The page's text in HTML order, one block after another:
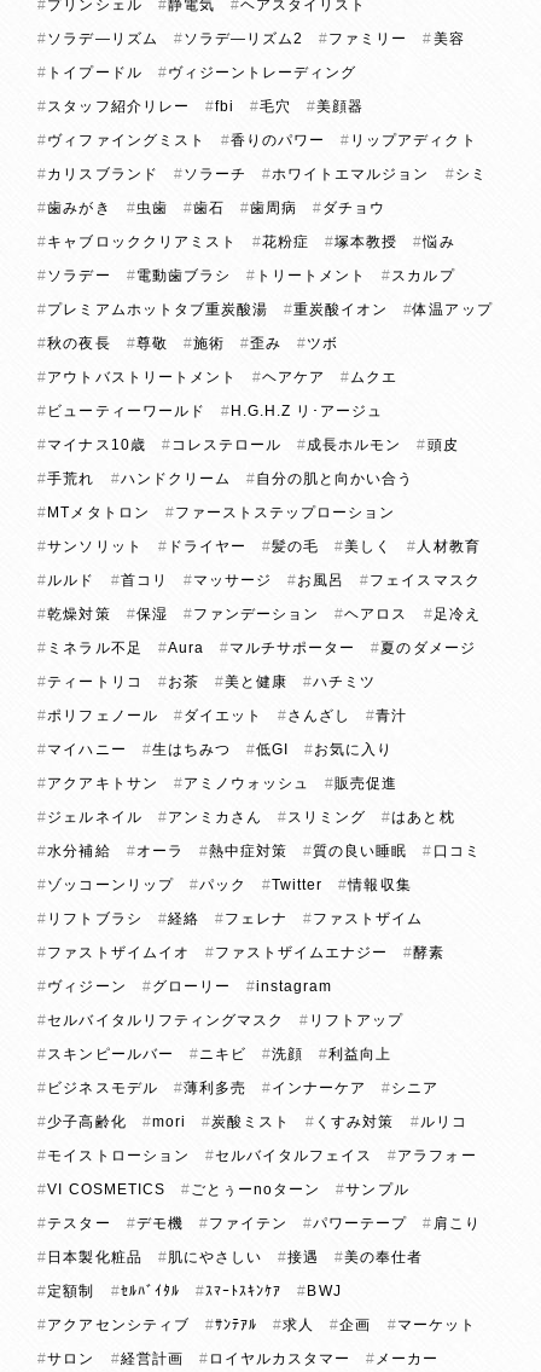
プリンシェル 静電気
ヘアスタイリスト
ソラデ―リズム
ソラデ―リズム2 ファミリー
美容
トイプードル
ヴィジーントレーディング
スタッフ紹介リレー
fbi 毛穴
美顔器
ヴィファイングミスト
香りのパワー
リップアディクト
カリスブランド
ソラーチ ホワイトエマルジョン
シミ
歯みがき
虫歯 歯石 歯周病
ダチョウ
キャブロッククリアミスト
花粉症 塚本教授
悩み
ソラデー
電動歯ブラシ トリートメント
スカルプ
プレミアムホットタブ重炭酸湯
重炭酸イオン
体温アップ
秋の夜長
尊敬 施術 歪み
ツボ
アウトバストリートメント
ヘアケア
ムクエ
ビューティーワールド
H.G.H.Z リ･アージュ
マイナス10歳
コレステロール 成長ホルモン
頭皮
手荒れ
ハンドクリーム
自分の肌と向かい合う
MTメタトロン
ファーストステップローション
サンソリット
ドライヤー 髪の毛 美しく
人材教育
ルルド
首コリ マッサージ お風呂
フェイスマスク
乾燥対策
保湿 ファンデーション ヘアロス
足冷え
ミネラル不足
Aura マルチサポーター
夏のダメージ
ティートリコ
お茶 美と健康
ハチミツ
ポリフェノール
ダイエット さんざし
青汁
マイハニー
生はちみつ 低GI
お気に入り
アクアキトサン
アミノウォッシュ
販売促進
ジェルネイル
アンミカさん スリミング
はあと枕
水分補給
オーラ 熱中症対策 質の良い睡眠
口コミ
ゾッコーンリップ
パック Twitter
情報収集
リフトブラシ
経絡 フェレナ
ファストザイム
ファストザイムイオ
ファストザイムエナジー
酵素
ヴィジーン
グローリー
instagram
セルバイタルリフティングマスク
リフトアップ
スキンピールバー
ニキビ 洗顔
利益向上
ビジネスモデル
薄利多売 インナーケア
シニア
少子高齢化
mori 炭酸ミスト くすみ対策
ルリコ
モイストローション
セルバイタルフェイス
アラフォー
VI COSMETICS
ごとぅーnoターン
サンプル
テスター
デモ機 ファイテン パワーテープ
肩こり
日本製化粧品
肌にやさしい 接遇
美の奉仕者
定額制
ｾﾙﾊﾞｲﾀﾙ ｽﾏｰﾄｽｷﾝｹｱ
BWJ
アクアセンシティブ
ｻﾝﾃｱﾙ 求人 企画
マーケット
サロン
経営計画 ロイヤルカスタマー
メーカー